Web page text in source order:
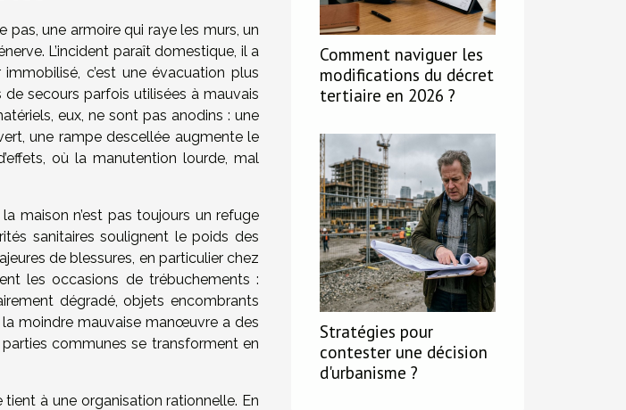
une armoire qui raye les murs, un
L’incident paraît domestique, il a
c’est une évacuation plus
de secours parfois utilisées à mauvais
eux, ne sont pas anodins : une
une rampe descellée augmente le
où la manutention lourde, mal
maison n’est pas toujours un refuge
sanitaires soulignent le poids des
de blessures, en particulier chez
les occasions de trébuchements :
dégradé, objets encombrants
la moindre mauvaise manœuvre a des
communes se transforment en
tient à une organisation rationnelle. En
Comment naviguer les
modifications du décret
tertiaire en 2026 ?
Stratégies pour
contester une décision
d'urbanisme ?